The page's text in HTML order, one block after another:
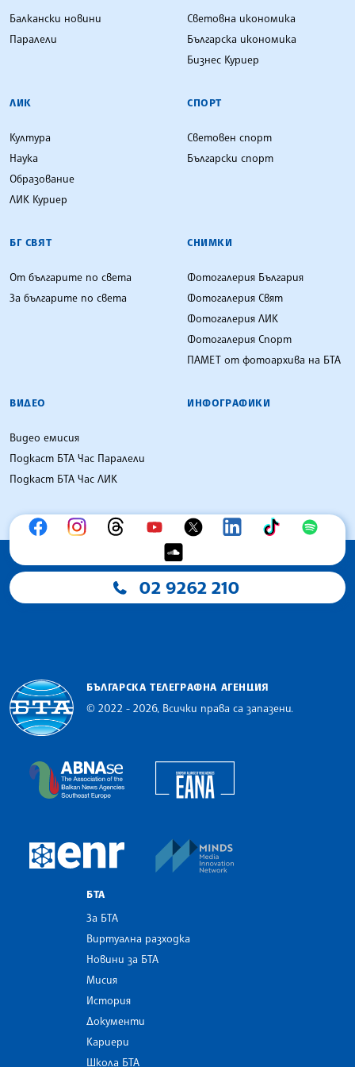
Балкански новини
Паралели
Световна икономика
Българска икономика
Бизнес Куриер
ЛИК
Култура
Наука
Образование
ЛИК Куриер
СПОРТ
Световен спорт
Български спорт
БГ СВЯТ
От българите по света
За българите по света
СНИМКИ
Фотогалерия България
Фотогалерия Свят
Фотогалерия ЛИК
Фотогалерия Спорт
ПАМЕТ от фотоархива на БТА
ВИДЕО
Видео емисия
Подкаст БТА Час Паралели
Подкаст БТА Час ЛИК
ИНФОГРАФИКИ
02 9262 210
БЪЛГАРСКА ТЕЛЕГРАФНА АГЕНЦИЯ
© 2022 - 2026, Всички права са запазени.
The Assocoation of the Balkan News Agencies
European Newsroom
БТА
За БТА
Виртуална разходка
Новини за БТА
Мисия
История
Документи
Кариери
Школа БТА